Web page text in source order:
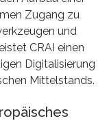
Zugang zu
und
CRAI einen
Digitalisierung
Mittelstands.